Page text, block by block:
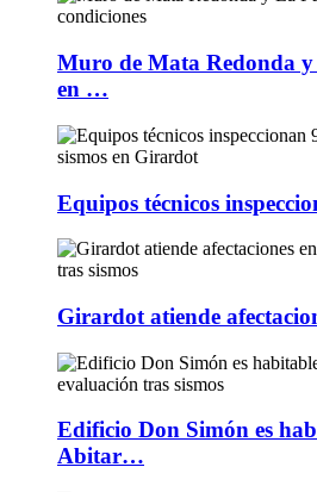
Muro de Mata Redonda
en …
Equipos técnicos
Girardot atiende
Edificio Don Simón es
Abitar…